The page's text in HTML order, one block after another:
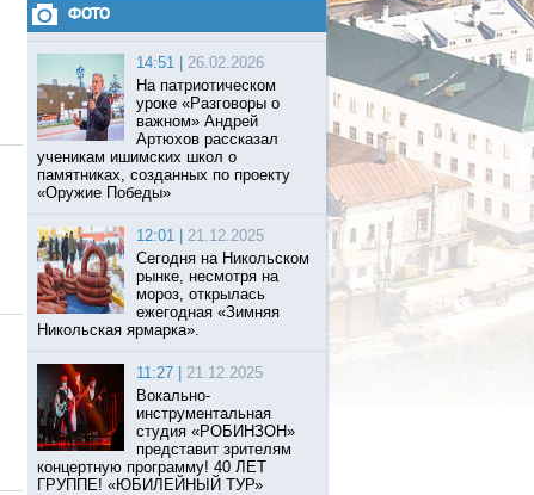
ФОТО
14:51 |
26.02.2026
На патриотическом
уроке «Разговоры о
важном» Андрей
Артюхов рассказал
ученикам ишимских школ о
памятниках, созданных по проекту
«Оружие Победы»
12:01 |
21.12.2025
Сегодня на Никольском
рынке, несмотря на
мороз, открылась
ежегодная «Зимняя
Никольская ярмарка».
11:27 |
21.12.2025
Вокально-
инструментальная
студия «РОБИНЗОН»
представит зрителям
концертную программу! 40 ЛЕТ
ГРУППЕ! «ЮБИЛЕЙНЫЙ ТУР»